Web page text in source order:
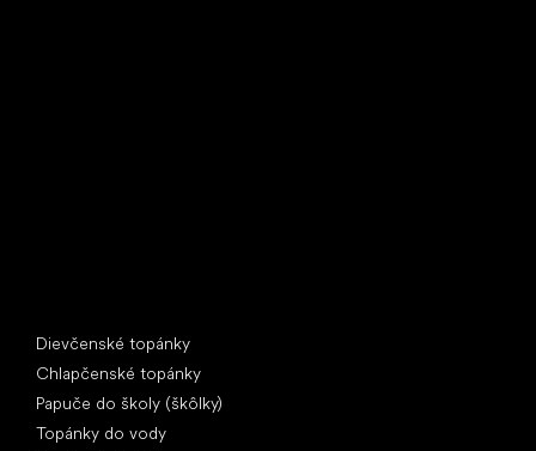
Dievčenské topánky
Chlapčenské topánky
Papuče do školy (škôlky)
Topánky do vody